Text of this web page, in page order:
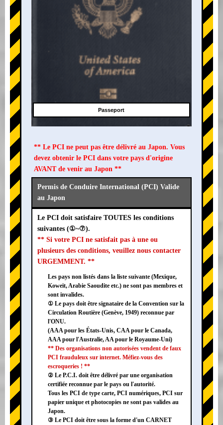
Passeport
** Le PCI ne peut pas être délivré au Japon. Vous
devez obtenir le PCI dans votre pays d'origine
AVANT de venir au Japon **
Permis de Conduire International (PCI) Valide
au Japon
Le PCI doit satisfaire TOUTES les conditions
suivantes (①~⑦).
** Si votre PCI ne satisfait pas à une ou
plusieurs des conditions, veuillez nous contacter
URGEMMENT. **
Les pays non listés dans la liste suivante (Mexique,
Koweït, Arabie Saoudite etc.) ne sont pas membres et
sont invalides.
① Le pays doit être signataire de la Convention sur la
Circulation Routière (Genève, 1949) reconnue par
l'ONU.
(AAA pour les États-Unis, CAA pour le Canada,
AAA pour l'Australie, AA pour le Royaume-Uni)
** Des organisations non autorisées vendent de faux
PCI frauduleux sur internet. Méfiez-vous des
escroqueries ! **
② Le P.C.I. doit être délivré par une organisation
certifiée reconnue par le pays ou l'autorité.
Tous les PCI de type carte, PCI numériques, PCI sur
papier unique et photocopies ne sont pas valides au
Japon.
③ Le PCI doit être sous la forme d'un CARNET